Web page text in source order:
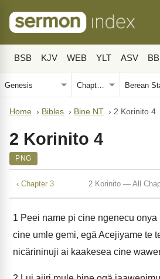
BSB KJV WEB YLT ASV
Home › Bibles › Bine NT › 2 Korinito 4
2 Korinito 4
PNG
‹ Chapter 3 2 Korinito — All
1 Peei name pi cine ngenecu
cine umle gemi, egä Acejiyame te
nicärininuji ai kaakesea cine